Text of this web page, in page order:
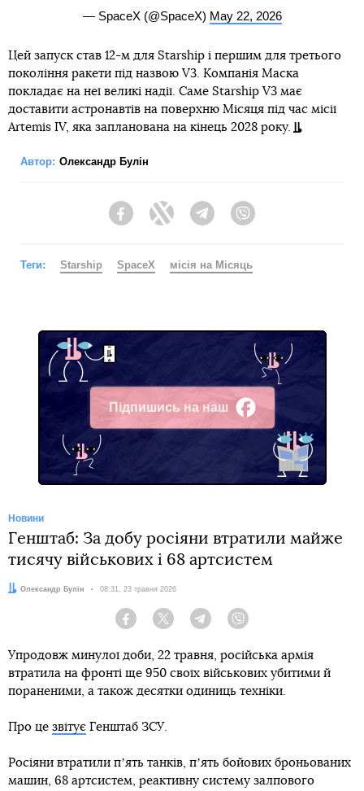
— SpaceX (@SpaceX) May 22, 2026
Цей запуск став 12-м для Starship і першим для третього
покоління ракети під назвою V3. Компанія Маска
покладає на неї великі надії. Саме Starship V3 має
доставити астронавтів на поверхню Місяця під час місії
Artemis IV, яка запланована на кінець 2028 року.
Автор: Олександр Булін
FacebookTwitter Telegram
Теги: Starship SpaceX місія на Місяць
Підпишись на наш
Facebook
Новини
Генштаб: За добу росіяни втратили майже
тисячу військових і 68 артсистем
Автор:
Олександр Булін Дата:
08:31, 23 травня 2026
Facebook Twitter Telegram
Упродовж минулої доби, 22 травня, російська армія
втратила на фронті ще 950 своїх військових убитими й
пораненими, а також десятки одиниць техніки.
Про це звітує Генштаб ЗСУ.
Росіяни втратили пʼять танків, пʼять бойових броньованих
машин, 68 артсистем, реактивну систему залпового